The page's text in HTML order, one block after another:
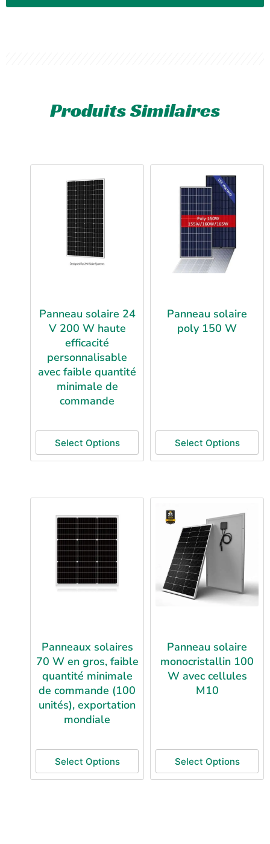
Produits Similaires
Panneau solaire 24
V 200 W haute
efficacité
personnalisable
avec faible quantité
minimale de
commande
Select Options
Panneau solaire
poly 150 W
Select Options
Panneaux solaires
70 W en gros, faible
quantité minimale
de commande (100
unités), exportation
mondiale
Select Options
Panneau solaire
monocristallin 100
W avec cellules
M10
Select Options